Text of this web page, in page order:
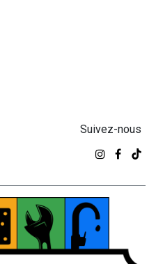
Suivez-nous